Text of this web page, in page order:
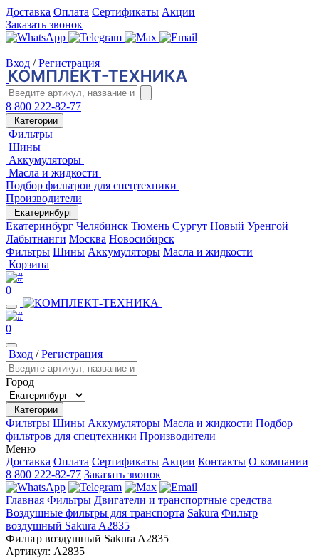
Доставка Оплата Сертификаты Акции
Заказать звонок
Вход / Регистрация
8 800 222-82-77
Категории
Фильтры
Шины
Аккумуляторы
Масла и жидкости
Подбор фильтров для спецтехники
Производители
Екатеринбург
Екатеринбург Челябинск Тюмень Сургут Новый Уренгой
Лабытнанги Москва Новосибирск
Фильтры Шины Аккумуляторы Масла и жидкости
Корзина
0
0
Вход /Регистрация
Город
Категории
Фильтры Шины Аккумуляторы Масла и жидкости Подбор
фильтров для спецтехники Производители
Меню
Доставка Оплата Сертификаты Акции Контакты О компании
8 800 222-82-77 Заказать звонок
Главная Фильтры Двигатели и транспортные средства
Воздушные фильтры для транспорта Sakura Фильтр
воздушный Sakura A2835
Фильтр воздушный Sakura A2835
Артикул: A2835